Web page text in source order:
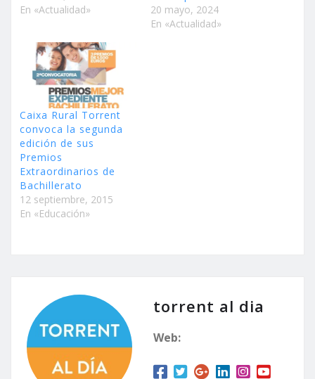
En «Actualidad»
20 mayo, 2024
En «Actualidad»
Caixa Rural Torrent
convoca la segunda
edición de sus
Premios
Extraordinarios de
Bachillerato
12 septiembre, 2015
En «Educación»
torrent al dia
Web: